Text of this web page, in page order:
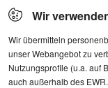
wertvolle
Wir
Wir übermitteln
unser Webangebot zu
Nutzungsprofile (u.a. auf
auch außerhalb des EWR.